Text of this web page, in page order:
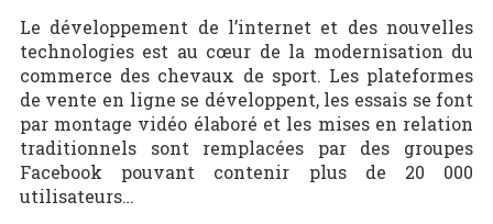
Le développement de l’internet et des nouvelles
technologies est au cœur de la modernisation du
commerce des chevaux de sport. Les plateformes
de vente en ligne se développent, les essais se font
par montage vidéo élaboré et les mises en relation
traditionnels sont remplacées par des groupes
Facebook pouvant contenir plus de 20 000
utilisateurs…